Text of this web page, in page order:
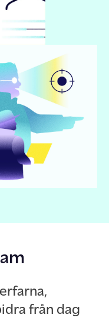
från dag